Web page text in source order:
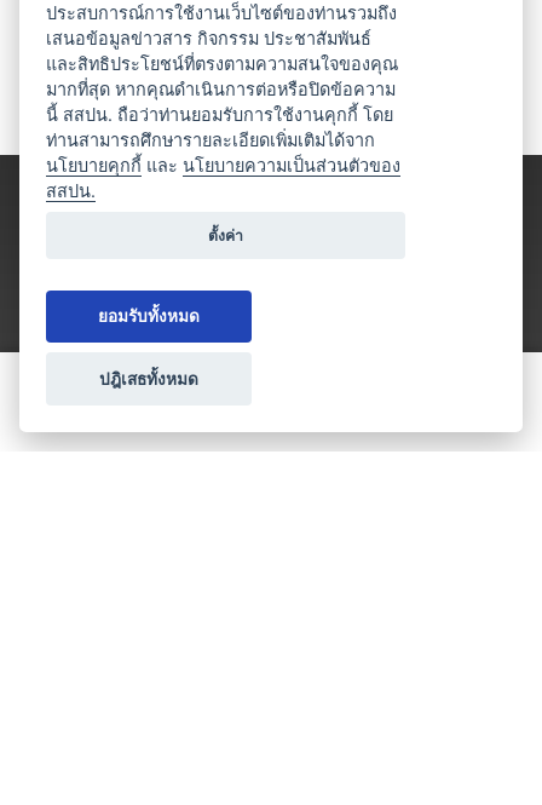
ประเภทธุรกิจไมซ์
ประสบการณ์การใช้งานเว็บไซต์ของท่านรวมถึง
เสนอข้อมูลข่าวสาร กิจกรรม ประชาสัมพันธ์
และสิทธิประโยชน์ที่ตรงตามความสนใจของคุณ
มากที่สุด หากคุณดำเนินการต่อหรือปิดข้อความ
นี้ สสปน. ถือว่าท่านยอมรับการใช้งานคุกกี้ โดย
ท่านสามารถศึกษารายละเอียดเพิ่มเติมได้จาก
นโยบายคุกกี้ และนโยบายความเป็นส่วนตัวของ
สสปน.
ตั้งค่า
ยอมรับทั้งหมด
ปฎิเสธทั้งหมด